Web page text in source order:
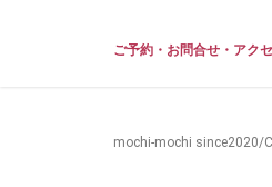
ご予約・お問合せ・アク
mochi-mochi since2020/